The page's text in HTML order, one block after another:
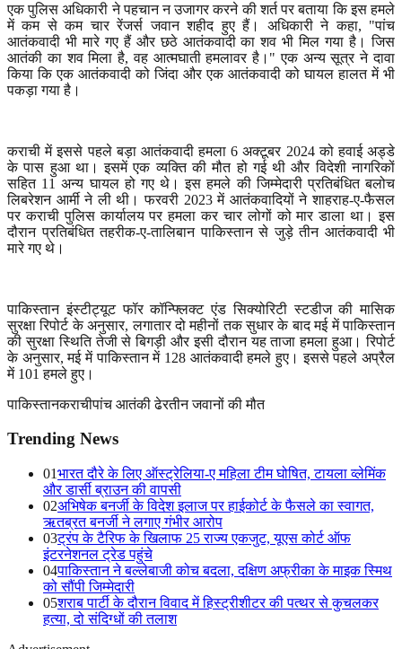
एक पुलिस अधिकारी ने पहचान न उजागर करने की शर्त पर बताया कि इस हमले
में कम से कम चार रेंजर्स जवान शहीद हुए हैं। अधिकारी ने कहा, "पांच
आतंकवादी भी मारे गए हैं और छठे आतंकवादी का शव भी मिल गया है। जिस
आतंकी का शव मिला है,वह आत्मघाती हमलावर है।" एक अन्य सूत्र ने दावा
किया कि एक आतंकवादी को जिंदा और एक आतंकवादी को घायल हालत में भी
पकड़ा गया है।
कराची में इससे पहले बड़ा आतंकवादी हमला6 अक्टूबर 2024को हवाई अड्डे
के पास हुआ था। इसमें एक व्यक्ति की मौत हो गई थी और विदेशी नागरिकों
सहित 11 अन्य घायल हो गए थे। इस हमले की जिम्मेदारी प्रतिबंधित बलोच
लिबरेशन आर्मी ने ली थी। फरवरी 2023में आतंकवादियों ने शाहराह-ए-फैसल
पर कराची पुलिस कार्यालय पर हमला कर चार लोगों को मार डाला था। इस
दौरान प्रतिबंधित तहरीक-ए-तालिबान पाकिस्तान से जुड़े तीन आतंकवादी भी
मारे गए थे।
पाकिस्तान इंस्टीट्यूट फॉर कॉन्फ्लिक्ट एंड सिक्योरिटी स्टडीज की मासिक
सुरक्षा रिपोर्ट के अनुसार,लगातार दो महीनों तक सुधार के बाद मई में पाकिस्तान
की सुरक्षा स्थिति तेजी से बिगड़ी और इसी दौरान यह ताजा हमला हुआ। रिपोर्ट
के अनुसार,मई में पाकिस्तान में 128 आतंकवादी हमले हुए। इससे पहले अप्रैल
में 101हमले हुए।
पाकिस्तानकराचीपांच आतंकी ढेरतीन जवानों की मौत
Trending News
01भारत दौरे के लिए ऑस्ट्रेलिया-ए महिला टीम घोषित, टायला व्लेमिंक
और डार्सी ब्राउन की वापसी
02अभिषेक बनर्जी के विदेश इलाज पर हाईकोर्ट के फैसले का स्वागत,
ऋतब्रत बनर्जी ने लगाए गंभीर आरोप
03ट्रंप के टैरिफ के खिलाफ 25 राज्य एकजुट, यूएस कोर्ट ऑफ
इंटरनेशनल ट्रेड पहुंचे
04पाकिस्तान ने बल्लेबाजी कोच बदला, दक्षिण अफ्रीका के माइक स्मिथ
को सौंपी जिम्मेदारी
05शराब पार्टी के दौरान विवाद में हिस्ट्रीशीटर की पत्थर से कुचलकर
हत्या, दो संदिग्धों की तलाश